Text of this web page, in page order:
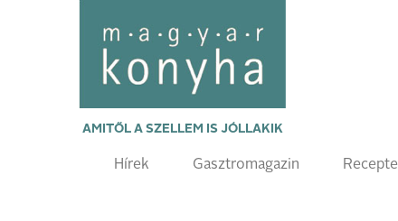
AMITŐL A SZELLEM IS JÓLLAKIK
Hírek Gasztromagazin